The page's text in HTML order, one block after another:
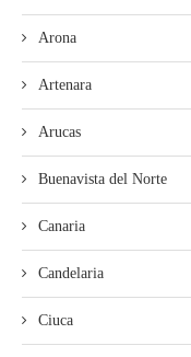
Arona
Artenara
Arucas
Buenavista del Norte
Canaria
Candelaria
Ciuca